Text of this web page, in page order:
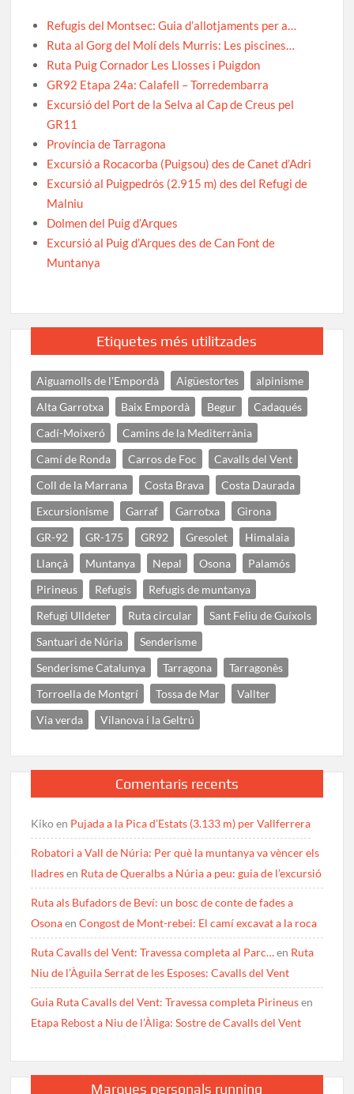
Refugis del Montsec: Guia d’allotjaments per a…
Ruta al Gorg del Molí dels Murris: Les piscines…
Ruta Puig Cornador Les Llosses i Puigdon
GR92 Etapa 24a: Calafell – Torredembarra
Excursió del Port de la Selva al Cap de Creus pel
GR11
Província de Tarragona
Excursió a Rocacorba (Puigsou) des de Canet d’Adri
Excursió al Puigpedrós (2.915 m) des del Refugi de
Malniu
Dolmen del Puig d’Arques
Excursió al Puig d’Arques des de Can Font de
Muntanya
Etiquetes més utilitzades
Aiguamolls de l'Empordà Aigüestortes
alpinisme
Alta Garrotxa
Baix Empordà Begur
Cadaqués
Cadí-Moixeró
Camins de la Mediterrània
Camí de Ronda
Carros de Foc
Cavalls del Vent
Coll de la Marrana
Costa Brava
Costa Daurada
Excursionisme
Garraf Garrotxa
Girona
GR-92
GR-175 GR92 Gresolet
Himalaia
Llançà
Muntanya Nepal Osona
Palamós
Pirineus
Refugis
Refugis de muntanya
Refugi Ulldeter
Ruta circular
Sant Feliu de Guíxols
Santuari de Núria
Senderisme
Senderisme Catalunya
Tarragona
Tarragonès
Torroella de Montgrí
Tossa de Mar
Vallter
Via verda
Vilanova i la Geltrú
Comentaris recents
Kikoen Pujada a la Pica d’Estats (3.133 m) per Vallferrera
Robatori a Vall de Núria: Per què la muntanya va vèncer els
lladresen Ruta de Queralbs a Núria a peu: guia de l’excursió
Ruta als Bufadors de Beví: un bosc de conte de fades a
OsonaenCongost de Mont-rebei: El camí excavat a la roca
Ruta Cavalls del Vent: Travessa completa al Parc…en Ruta
Niu de l’Àguila Serrat de les Esposes: Cavalls del Vent
Guia Ruta Cavalls del Vent: Travessa completa Pirineusen
Etapa Rebost a Niu de l’Àliga: Sostre de Cavalls del Vent
Marques personals running